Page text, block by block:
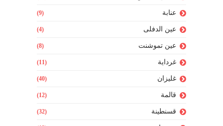
عنابة (9)
عين الدفلى (4)
عين تموشنت (8)
غرداية (11)
غليزان (40)
قالمة (12)
قسنطينة (32)